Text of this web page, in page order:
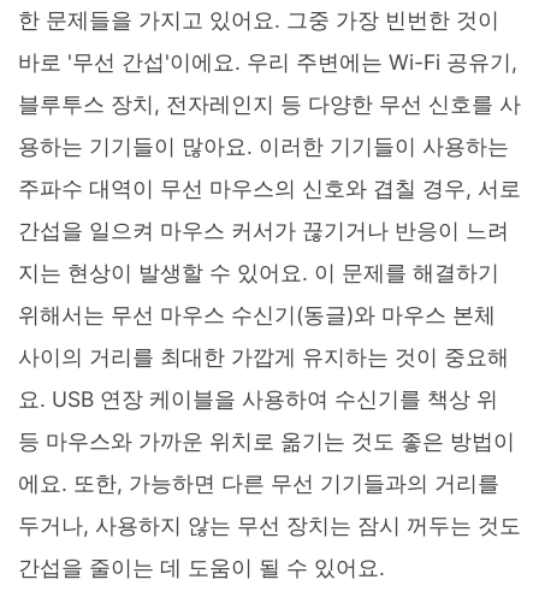
한 문제들을 가지고 있어요. 그중 가장 빈번한 것이
바로 '무선 간섭'이에요. 우리 주변에는 Wi-Fi 공유기,
블루투스 장치, 전자레인지 등 다양한 무선 신호를 사
용하는 기기들이 많아요. 이러한 기기들이 사용하는
주파수 대역이 무선 마우스의 신호와 겹칠 경우, 서로
간섭을 일으켜 마우스 커서가 끊기거나 반응이 느려
지는 현상이 발생할 수 있어요. 이 문제를 해결하기
위해서는 무선 마우스 수신기(동글)와 마우스 본체
사이의 거리를 최대한 가깝게 유지하는 것이 중요해
요. USB 연장 케이블을 사용하여 수신기를 책상 위
등 마우스와 가까운 위치로 옮기는 것도 좋은 방법이
에요. 또한, 가능하면 다른 무선 기기들과의 거리를
두거나, 사용하지 않는 무선 장치는 잠시 꺼두는 것도
간섭을 줄이는 데 도움이 될 수 있어요.